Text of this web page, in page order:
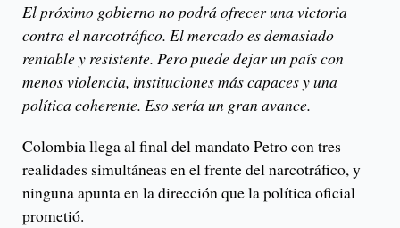
El próximo gobierno no podrá ofrecer una victoria
contra el narcotráfico. El mercado es demasiado
rentable y resistente. Pero puede dejar un país con
menos violencia, instituciones más capaces y una
política coherente. Eso sería un gran avance.
Colombia llega al final del mandato Petro con tres
realidades simultáneas en el frente del narcotráfico, y
ninguna apunta en la dirección que la política oficial
prometió.